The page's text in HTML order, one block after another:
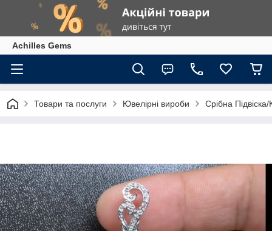
Achilles Gems
Товари та послуги Ювелірні вироби Срібна